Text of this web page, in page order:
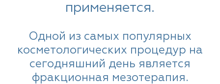
применяется.
Одной из самых популярных
косметологических процедур на
сегодняшний день является
фракционная мезотерапия.